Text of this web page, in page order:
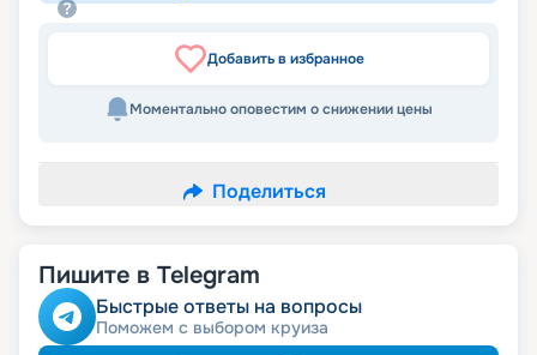
Добавить в избранное
Моментально оповестим о снижении цены
Поделиться
Пишите в Telegram
Быстрые ответы на вопросы
Поможем с выбором круиза